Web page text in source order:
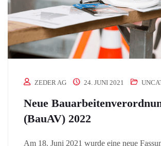
ZEDER AG 24. JUNI 2021
Neue
(BauAV) 2022
Am 18. Juni 2021 wurde eine neue